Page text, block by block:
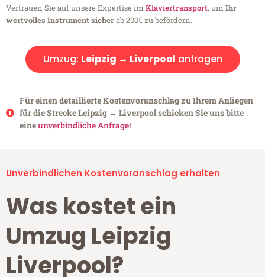
Vertrauen Sie auf unsere Expertise im Klaviertransport, um Ihr
wertvolles Instrument sicherab 200€ zu befördern.
Umzug: Leipzig → Liverpool anfragen
Für einen detaillierte Kostenvoranschlag zu Ihrem Anliegen
für die Strecke Leipzig → Liverpool schicken Sie uns bitte
eineunverbindliche Anfrage!
Unverbindlichen Kostenvoranschlag erhalten
Was kostet ein
Umzug Leipzig
Liverpool?